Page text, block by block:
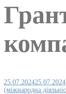
25.07.202425.07.2024
(міжнародна